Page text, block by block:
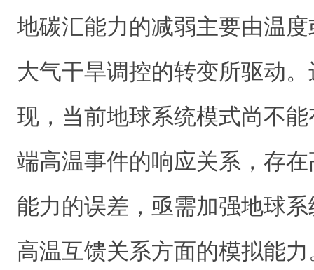
地碳汇能力的减弱主要由温
大气干旱调控的转变所驱动
现，当前地球系统模式尚不
端高温事件的响应关系，存
能力的误差，亟需加强地球
高温互馈关系方面的模拟能力